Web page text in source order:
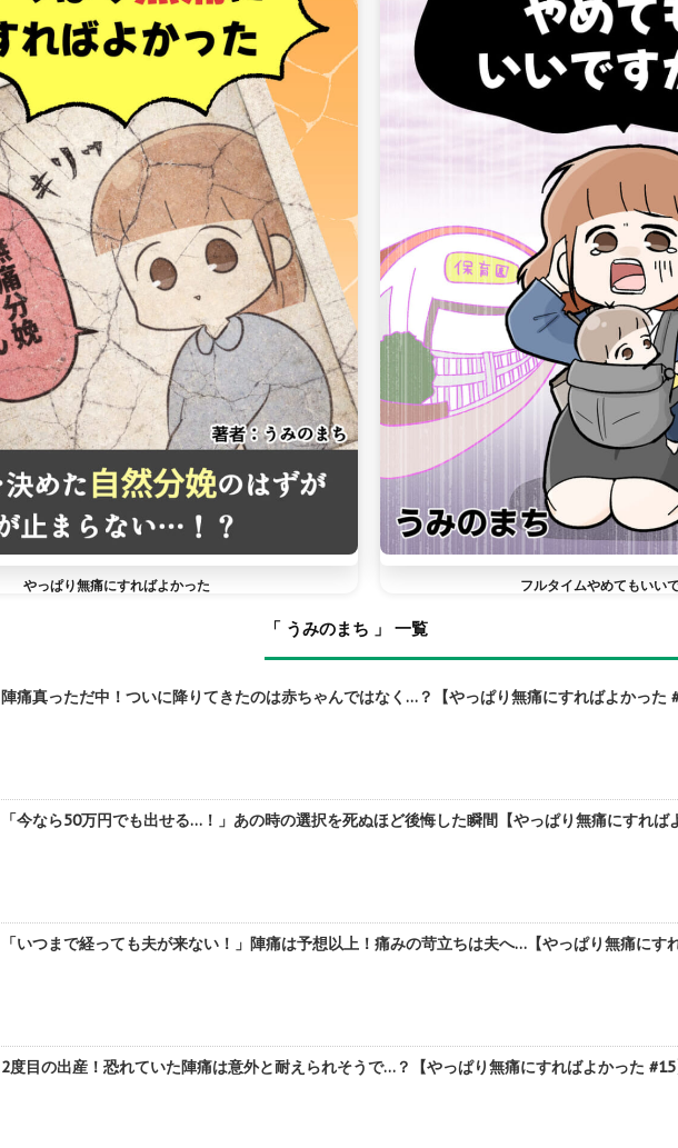
やっぱり無痛にすればよかった フルタイムやめてもいい
「 うみのまち 」 一覧
陣痛真っただ中！ついに降りてきたのは赤ちゃんではなく…？【やっぱり無痛にすればよかった
「今なら50万円でも出せる…！」あの時の選択を死ぬほど後悔した瞬間【やっぱり無痛にすれ
「いつまで経っても夫が来ない！」陣痛は予想以上！痛みの苛立ちは夫へ…【やっぱり無痛に
2度目の出産！恐れていた陣痛は意外と耐えられそうで…？【やっぱり無痛にすればよかった